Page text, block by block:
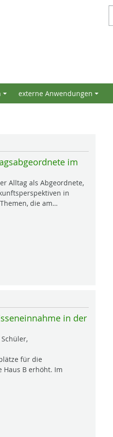
+
+
externe Anwendungen
im
Alltag als Abgeordnete,
in
die am…
in der
für die
Haus B erhöht. Im